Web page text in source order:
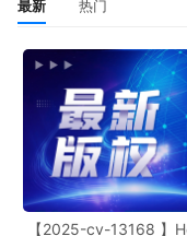
6 10/01/2025
10/01/2025
10/01/2025
最新 热门
【2025-cv-13168 】